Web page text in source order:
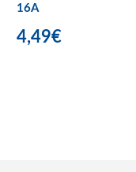
16A
4,49€